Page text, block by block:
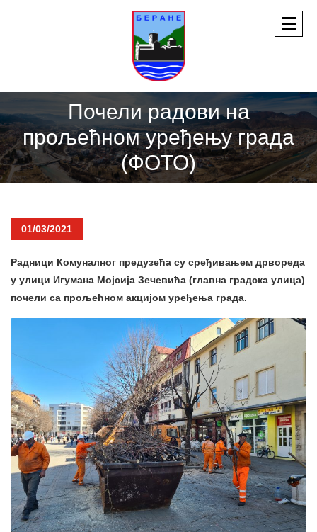
Почели радови на
прољећном уређењу града
(ФОТО)
01/03/2021
Радници Комуналног предузећа су сређивањем дрвореда
у улици Игумана Мојсија Зечевића (главна градска улица)
почели са прољећном акцијом уређења града.